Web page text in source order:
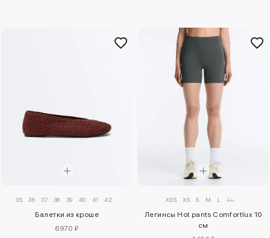
35 36 37 38 39 40 41 42
Балетки из кроше
6970 ₽
XXS XS S M L XL
Легинсы Hot pants Comfortlux 10
см